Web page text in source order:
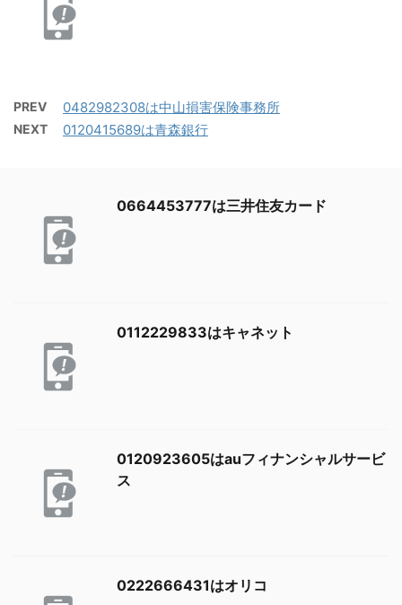
PREV 0482982308は中山損害保険事務所
NEXT 0120415689は青森銀行
0664453777は三井住友カード
0112229833はキャネット
0120923605はauフィナンシャルサービ
ス
0222666431はオリコ